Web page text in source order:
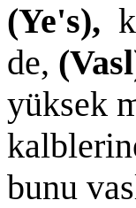
(Ye's),
de,
yüksek
bunu